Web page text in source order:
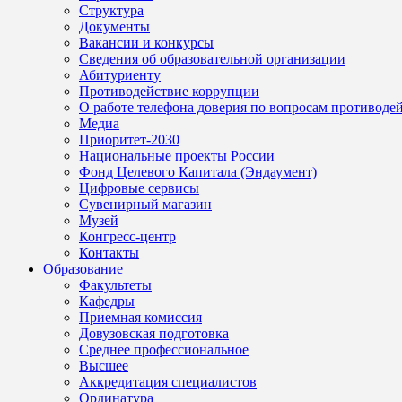
Структура
Документы
Вакансии и конкурсы
Сведения об образовательной организации
Абитуриенту
Противодействие коррупции
О работе телефона доверия по вопросам
Медиа
Приоритет-2030
Национальные проекты России
Фонд Целевого Капитала (Эндаумент)
Цифровые сервисы
Сувенирный магазин
Музей
Конгресс-центр
Контакты
Образование
Факультеты
Кафедры
Приемная комиссия
Довузовская подготовка
Среднее профессиональное
Высшее
Аккредитация специалистов
Ординатура